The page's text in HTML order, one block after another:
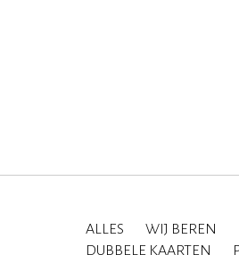
ALLES WIJ BEREN
DUBBELE KAARTEN